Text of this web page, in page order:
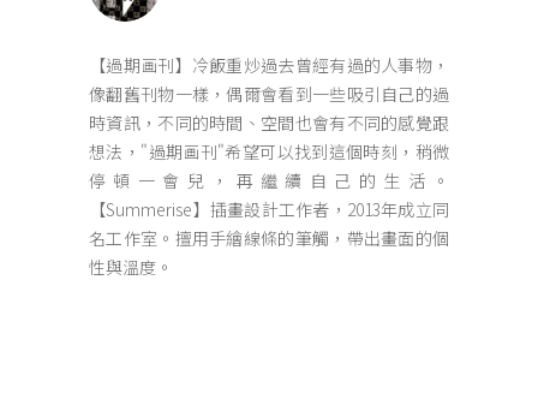
【過期画刊】冷飯重炒過去曾經有過的人事物，
像翻舊刊物一樣，偶爾會看到一些吸引自己的過
時資訊，不同的時間、空間也會有不同的感覺跟
想法，"過期画刊"希望可以找到這個時刻，稍微
停頓一會兒，再繼續自己的生活。
【Summerise】插畫設計工作者，2013年成立同
名工作室。擅用手繪線條的筆觸，帶出畫面的個
性與溫度。